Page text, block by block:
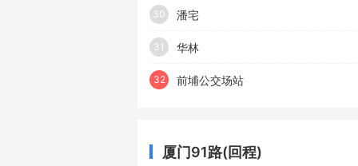
30 潘宅
31 华林
32 前埔公交场站
厦门91路(回程)